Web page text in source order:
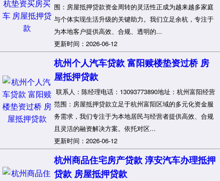
围：房屋抵押贷款资金周转的灵活性正成为越来越多家庭
与个体实现生活升级的关键助力。我们立足余杭，专注于
为本地客户提供高效、合规、透明的...
更新时间：2026-06-12
杭州个人汽车贷款 富阳赎楼垫资过桥 房
屋抵押贷款
联系人：陈经理电话：13093773890地址：杭州富阳经营
范围：房屋抵押贷款立足于杭州富阳区域的多元化资金服
务需求，我们专注于为本地居民与经营者提供高效、合规
且灵活的融资解决方案。依托对区...
更新时间：2026-06-12
杭州商品住宅房产贷款 淳安汽车办理抵押
贷款 房屋抵押贷款